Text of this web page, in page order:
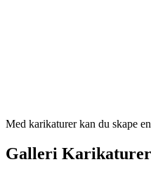
Med karikaturer kan du skape
Galleri Karikaturer